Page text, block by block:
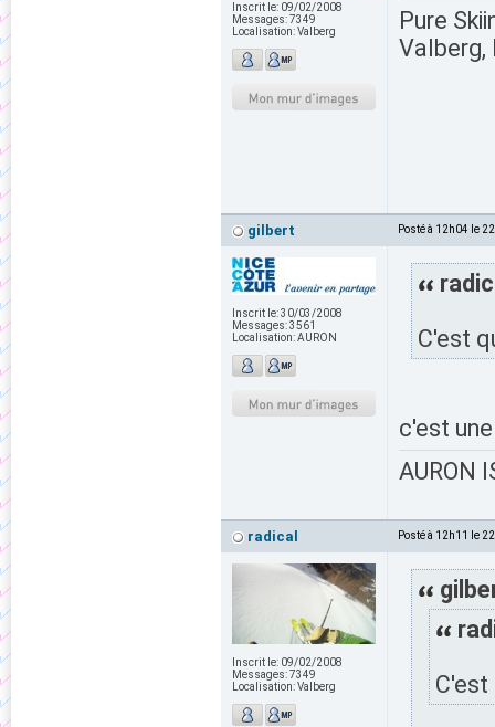
Inscrit le: 09/02/2008
Messages:7349
Localisation:Valberg
Pure
Valberg,
gilbert Posté à 12h04 le
Inscrit le:30/03/2008
Messages:3561
Localisation:AURON
C'est
c'est
AURON
radical Posté à 12h11 le
Inscrit le: 09/02/2008
Messages:7349
Localisation:Valberg
C'est